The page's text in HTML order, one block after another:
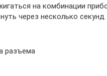
на комбинации
через несколько секунд.
разъема